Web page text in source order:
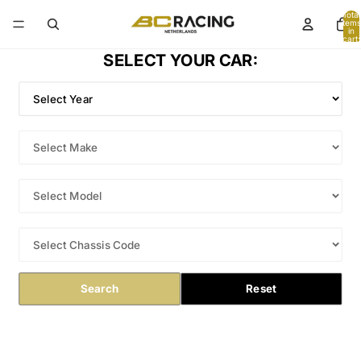
Total
items
in
cart:
SELECT YOUR CAR:
Search Reset